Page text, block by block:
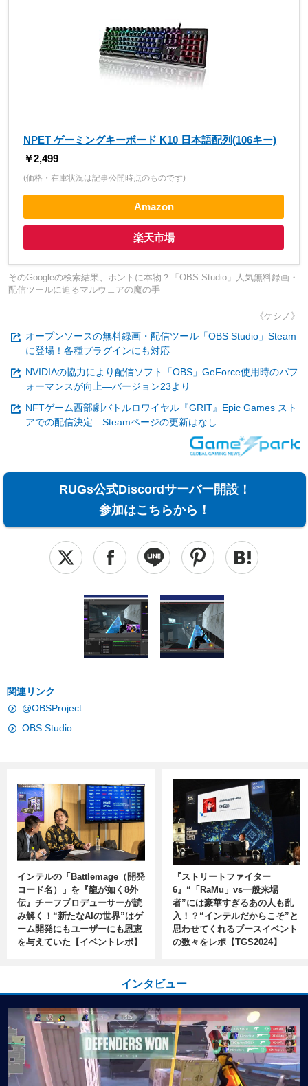
NPET ゲーミングキーボード K10 日本語配列(106キー)
￥2,499
(価格・在庫状況は記事公開時点のものです)
Amazon
楽天市場
そのGoogleの検索結果、ホントに本物？「OBS Studio」人気無料録画・
配信ツールに迫るマルウェアの魔の手
《ケシノ》
オープンソースの無料録画・配信ツール「OBS Studio」Steam
に登場！各種プラグインにも対応
NVIDIAの協力により配信ソフト「OBS」GeForce使用時のパフ
ォーマンスが向上―バージョン23より
NFTゲーム西部劇バトルロワイヤル『GRIT』Epic Games スト
アでの配信決定―Steamページの更新はなし
RUGs公式Discordサーバー開設！
参加はこちらから！
関連リンク
@OBSProject
OBS Studio
インテルの「Battlemage（開発
コード名）」を『龍が如く8外
伝』チーフプロデューサーが読
み解く！“新たなAIの世界”はゲ
ーム開発にもユーザーにも恩恵
を与えていた【イベントレポ】
『ストリートファイター
6』“「RaMu」vs一般来場
者”には豪華すぎるあの人も乱
入！？“インテルだからこそ”と
思わせてくれるブースイベント
の数々をレポ【TGS2024】
インタビュー